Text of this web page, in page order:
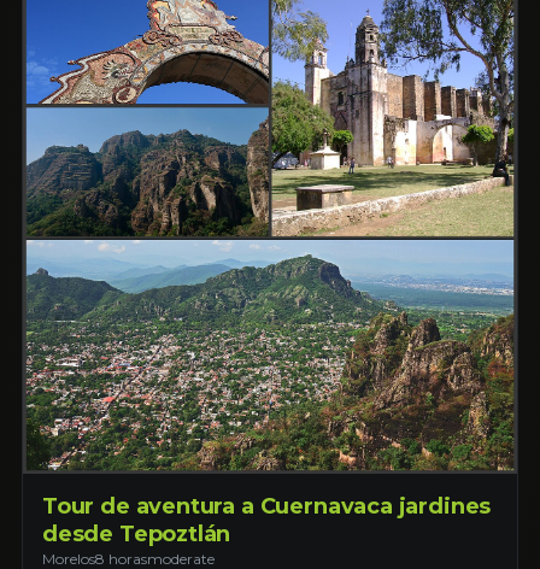
Tour de aventura a Cuernavaca jardines
desde Tepoztlán
Morelos8 horasmoderate